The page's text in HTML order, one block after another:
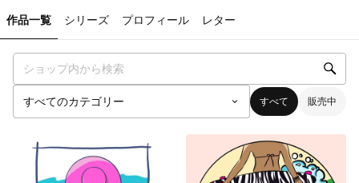
作品一覧 シリーズ プロフィール レター
すべて 販売中